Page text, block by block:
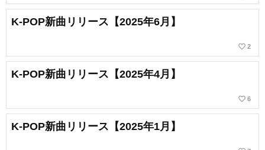
K-POP新曲リリース【2025年6月】
favorite_border 2
K-POP新曲リリース【2025年4月】
favorite_border 6
K-POP新曲リリース【2025年1月】